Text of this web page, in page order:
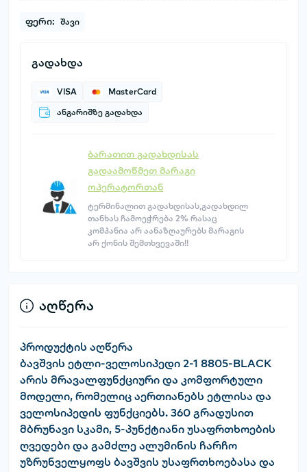
ფერი: შავი
გადახდა
VISA
MasterCard
ანგარიშზე გადახდა
ბარათით გადახდისას
გადაამოწმეთ მარაგი
ოპერატორთან
ტერმინალით გადახდისას,გადახდილ
თანხას ჩამოეჭრება 2% რასაც
კომპანია არ აანაზღაურებს მარაგის
არ ქონის შემთხვევაში!!
აღწერა
პროდუქტის აღწერა
ბავშვის ეტლი-ველოსიპედი 2-1 8805-BLACK
არის მრავალფუნქციური და კომფორტული
მოდელი, რომელიც აერთიანებს ეტლისა და
ველოსიპედის ფუნქციებს. 360 გრადუსით
მბრუნავი სკამი, 5-პუნქტიანი უსაფრთხოების
ღვედები და გამძლე ალუმინის ჩარჩო
უზრუნველყოფს ბავშვის უსაფრთხოებასა და